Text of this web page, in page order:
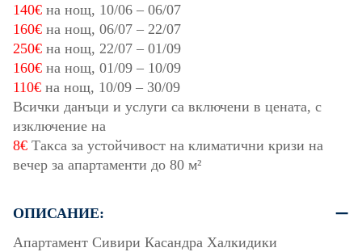
140€ на нощ, 10/06 – 06/07
160€ на нощ, 06/07 – 22/07
250€ на нощ, 22/07 – 01/09
160€ на нощ, 01/09 – 10/09
110€ на нощ, 10/09 – 30/09
Всички данъци и услуги са включени в цената, с
изключение на
8€ Такса за устойчивост на климатични кризи на
вечер за апартаменти до 80 м²
ОПИСАНИЕ:
Апартамент Сивири Касандра Халкидики